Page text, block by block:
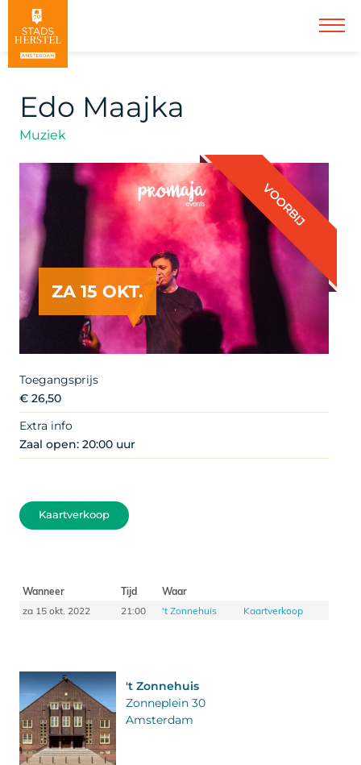
Edo Maajka
Muziek
ZA 15 OKT.
VOORBIJ
Toegangsprijs
€ 26,50
Extra info
Zaal open: 20:00 uur
Kaartverkoop
Wanneer Tijd
Waar
za 15 okt. 2022
21:00 't Zonnehuis Kaartverkoop
't Zonnehuis
Zonneplein 30
Amsterdam